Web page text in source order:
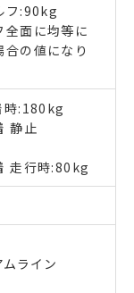
フ:90kg
面に均等に
の値になり
時:180kg
静止
走行時:80kg
ライン